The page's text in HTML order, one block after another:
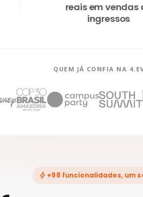
reais em vendas
ingressos
QUEM JÁ CONFIA NA
bolt +98 funcionalidades, um